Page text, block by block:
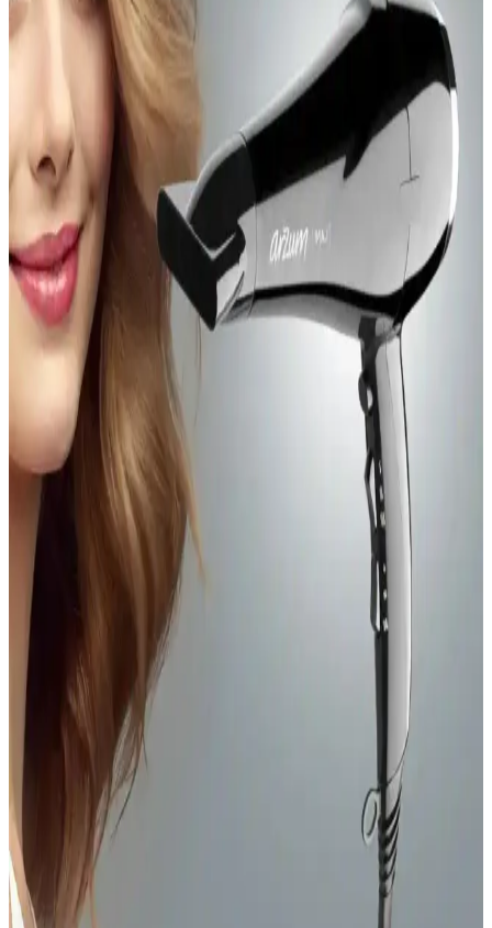
2024 yılında öne çıkan, dermatolojik testlerden geçmiş ve cilt dostu
kaşıntı kremleri hakkında bilgiler, içerik, kullanım alanları ve dikkat
edilmesi gerekenler detaylı şekilde sunuluyor.
Oral-B Essential Floss Diş İpi ile Günlük Ağız
Bakımında Etkili ve Güvenilir Temizlik Çözümü
Oral-B Essential Floss diş ipi, uzun ve ekonomik paketleri, kolay
kullanımı ve etkili temizliğiyle günlük ağız bakımında vazgeçilmez
bir yardımcıdır. Güvenli ve hijyenik yapısıyla diş sağlığını korur.
Orzax Ocean Biotin 60 Kapsül ile Saç ve Tırnak
Sağlığını Güçlendirin
Orzax Ocean Biotin 60 Kapsül, yüksek doz biotin içeriğiyle saç ve
tırnakların güçlenmesine katkı sağlar, doğal ve kolay kullanımlı
formülüyle sağlıklı görünüm sunar.
Vicks Vapo Rub Mentollü Merhem Ürün İncelemesi
ve Kullanıcı Yorumları
Vicks Vapo Rub Mentollü Merhem, doğal içerikleriyle solunum
yollarını rahatlatırken, geniş cilt uyumu ve kullanım kolaylığı sağlar.
Kokusu ise kullanıcılar arasında farklı deneyimler yaratıyor.
Naturamisse E Vitamini Serumu 20 ml Doğal ve
Güçlü Cilt Bakım Ürünü
Naturamisse E Vitamini 20 ml, doğal içeriklerle cilt ve saç bakımını
destekleyen, yaşlanma ve UV hasarına karşı koruyan etkili bir
serumdur.
Erkeklerin Tırnak Bakımı: Estetik, Sağlık ve
Toplumsal Algı Üzerine Bir İnceleme
Erkeklerin tırnak bakımı, estetik ve sağlık açısından önem
kazanırken, toplumsal cinsiyet normlarını sorgulayan bir ifade biçimi
haline geliyor. Bu uygulama kişisel bakımda çeşitliliği artırıyor.
Saç Kurutma Yöntemleri: Fön Makinesi ve Doğal
Kurutmanın Saç Sağlığına Etkileri
Fön makinesi hızlı kurutma sağlarken ısı hasarı riski taşır. Doğal
kurutma ise ısıyı önler ancak sürtünme ve nemli saç derisi